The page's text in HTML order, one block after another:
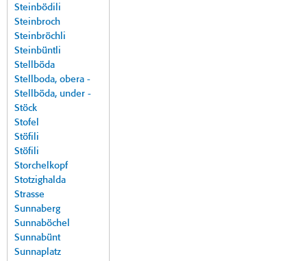
Steinbödili
Steinbroch
Steinbröchli
Steinbüntli
Stellböda
Stellboda, obera -
Stellböda, under -
Stöck
Stofel
Stöfili
Stöfili
Storchelkopf
Stotzighalda
Strasse
Sunnaberg
Sunnaböchel
Sunnabünt
Sunnaplatz